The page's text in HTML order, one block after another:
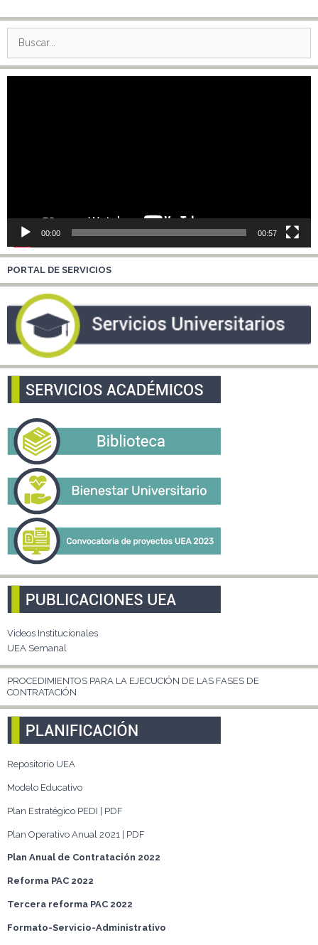
Buscar:
00:00 00:57
PORTAL DE SERVICIOS
Videos Institucionales
UEA Semanal
PROCEDIMIENTOS PARA LA EJECUCIÓN DE LAS FASES DE
CONTRATACIÓN
Repositorio UEA
Modelo Educativo
Plan Estratégico PEDI | PDF
Plan Operativo Anual 2021 | PDF
Plan Anual de Contratación 2022
Reforma PAC 2022
Tercera reforma PAC 2022
Formato-Servicio-Administrativo